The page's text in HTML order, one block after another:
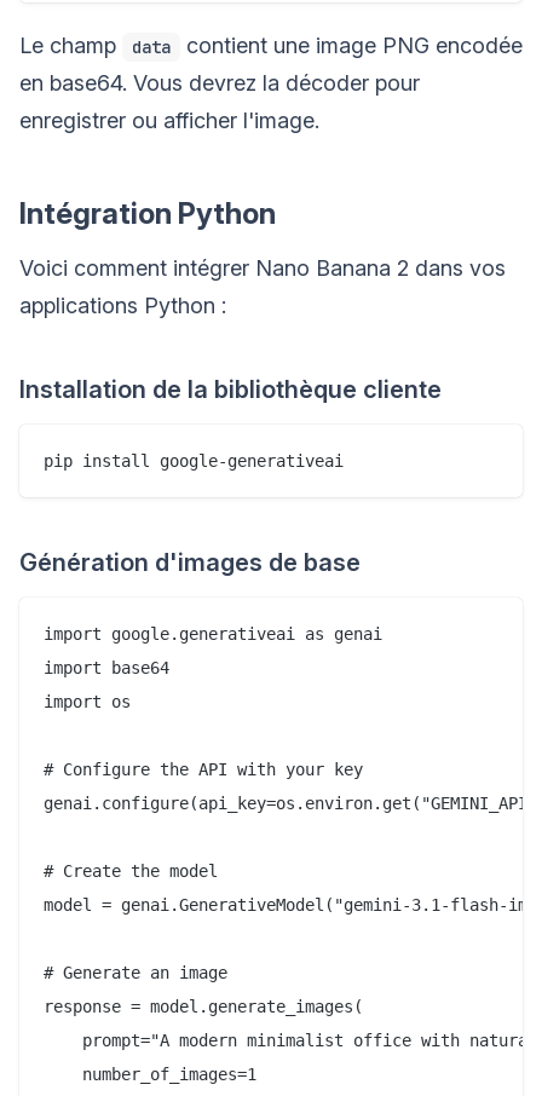
Le champ data
contient une image PNG encodée
en base64. Vous devrez la décoder pour
enregistrer ou afficher l'image.
Intégration Python
Voici comment intégrer Nano Banana 2 dans vos
applications Python :
Installation de la bibliothèque cliente
Génération d'images de base
import google.generativeai as genai
import base64
import os
# Configure the API with your key
# Create the model
model = genai.GenerativeModel("gemini-3.1-flash-
# Generate an image
response = model.generate_images(
prompt="A modern minimalist office with
    number_of_images=1